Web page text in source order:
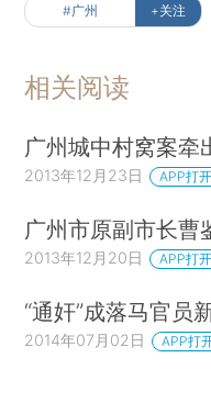
#广州 +关注
相关阅读
广州城中村窝案牵
2013年12月23日 APP打开
广州市原副市长曹
2013年12月20日 APP打开
“通奸”成落马官员
2014年07月02日 APP打